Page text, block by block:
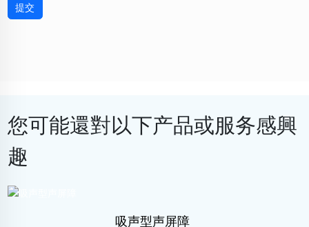
提交
您可能還對以下产品或服务感興
趣
吸声型声屏障